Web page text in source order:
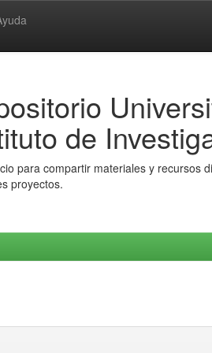
de
para compartir materiales y recursos
proyectos.